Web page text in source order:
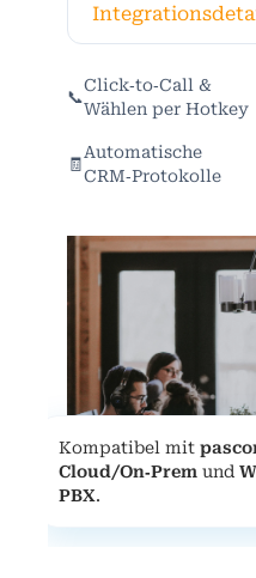
📞
Click‑to‑Call &
Wählen per Hotkey
🧾
Automatische
CRM‑Protokolle
Kompatibel mit
Cloud/On‑Prem und
PBX.